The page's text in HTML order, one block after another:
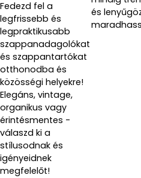
Fedezd fel a
legfrissebb és
legpraktikusabb
szappanadagolókat
és szappantartókat
otthonodba és
közösségi helyekre!
Elegáns, vintage,
organikus vagy
érintésmentes -
válaszd ki a
stílusodnak és
igényeidnek
megfelelőt!
és